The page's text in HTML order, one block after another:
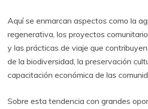
Aquí se enmarcan aspectos como la
regenerativa, los proyectos
y las prácticas de viaje que
de la biodiversidad, la preservación
capacitación económica de las
Sobre esta tendencia con grandes